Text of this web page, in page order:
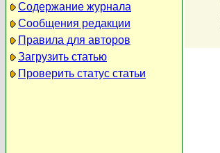
Содержание журнала
Сообщения редакции
Правила для авторов
Загрузить статью
Проверить статус статьи